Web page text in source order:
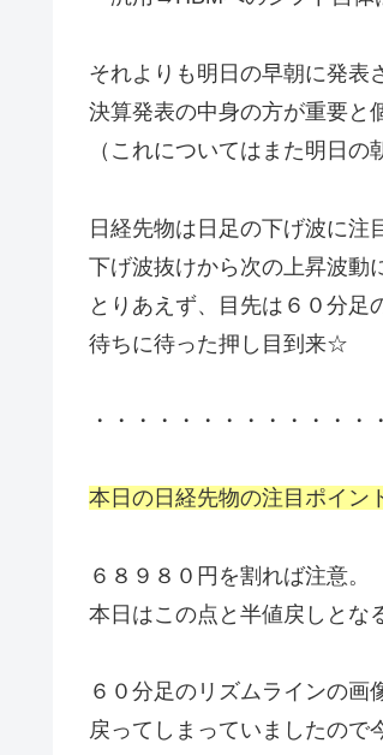
それよりも明日の早朝に発表
決算発表の中身の方が重要と
（これについてはまた明日の
日経先物は日足の下げ波に注
下げ波抜けから次の上昇波動
とりあえず、目先は６０分足
待ちに待った押し目到来☆
・・・・・・・・・・・・・
本日の日経先物の注目ポイ
６８９８０円を割れば注意。
本日はこの点と半値戻しとな
６０分足のリズムラインの画
戻ってしまっていましたので